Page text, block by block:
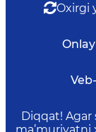
Oxirgi
Diqqat! Agar